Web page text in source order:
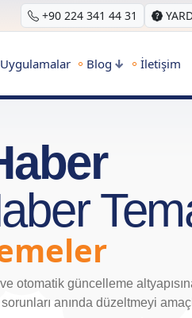
+90 224 341 44 31
Blog İletişim
otomatik güncelleme
anında düzeltmeyi